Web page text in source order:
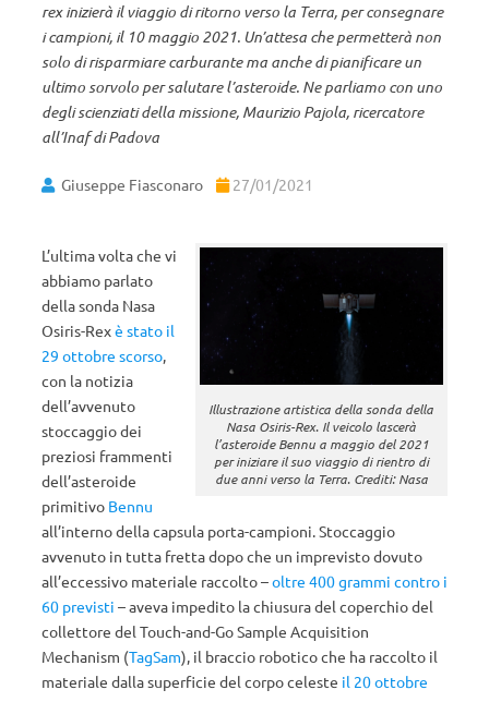
rex inizierà il viaggio di ritorno verso la Terra, per consegnare
i campioni, il 10 maggio 2021. Un’attesa che permetterà non
solo di risparmiare carburante ma anche di pianificare un
ultimo sorvolo per salutare l’asteroide. Ne parliamo con uno
degli scienziati della missione, Maurizio Pajola, ricercatore
all’Inaf di Padova
Giuseppe Fiasconaro 27/01/2021
Illustrazione artistica della sonda della
Nasa Osiris-Rex. Il veicolo lascerà
l’asteroide Bennu a maggio del 2021
per iniziare il suo viaggio di rientro di
due anni verso la Terra. Crediti: Nasa
L’ultima volta che vi
abbiamo parlato
della sonda Nasa
Osiris-Rexè stato il
29 ottobre scorso,
con la notizia
dell’avvenuto
stoccaggio dei
preziosi frammenti
dell’asteroide
primitivo Bennu
all’interno della capsula porta-campioni. Stoccaggio
avvenuto in tutta fretta dopo che un imprevisto dovuto
all’eccessivo materiale raccolto –oltre 400 grammi contro i
60 previsti – aveva impedito la chiusura del coperchio del
collettore del Touch-and-Go Sample Acquisition
Mechanism (TagSam), il braccio robotico che ha raccolto il
materiale dalla superficie del corpo celeste il 20 ottobre